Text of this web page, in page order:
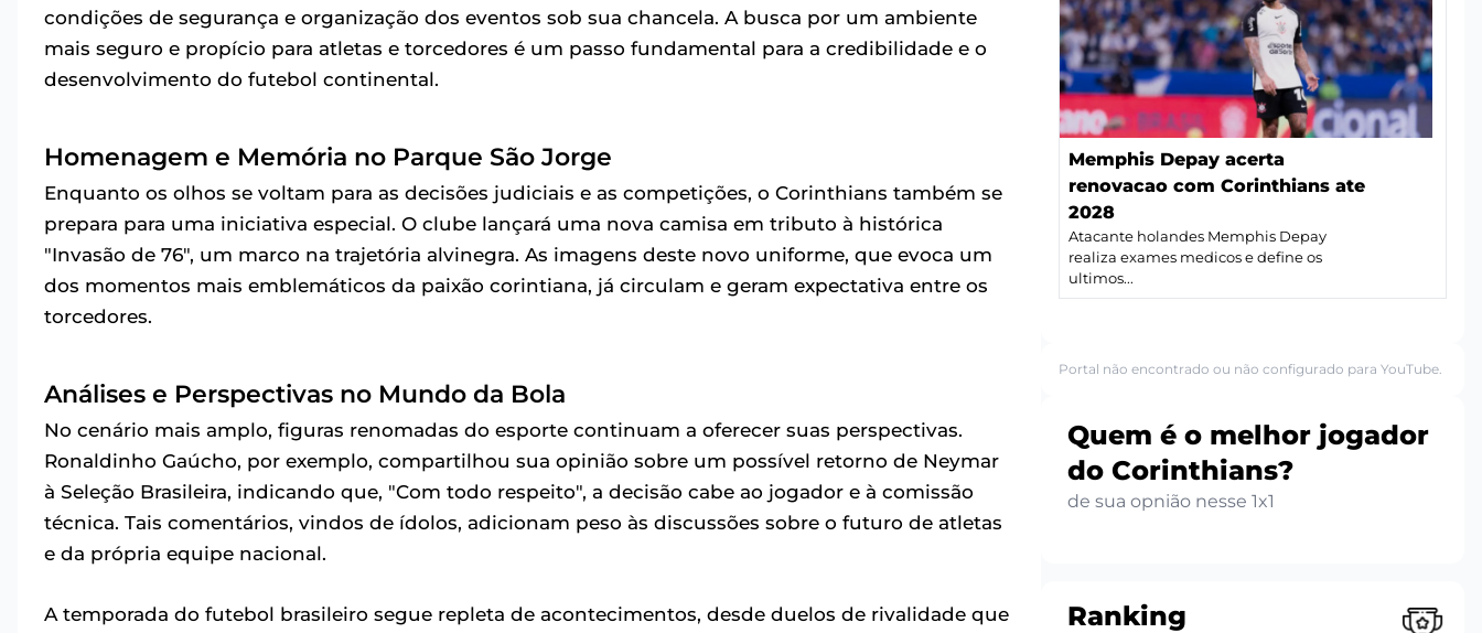
condições de segurança e organização dos eventos sob sua chancela. A busca por um ambiente
mais seguro e propício para atletas e torcedores é um passo fundamental para a credibilidade e o
desenvolvimento do futebol continental.
Homenagem e Memória no Parque São Jorge
Enquanto os olhos se voltam para as decisões judiciais e as competições, o Corinthians também se
prepara para uma iniciativa especial. O clube lançará uma nova camisa em tributo à histórica
"Invasão de 76", um marco na trajetória alvinegra. As imagens deste novo uniforme, que evoca um
dos momentos mais emblemáticos da paixão corintiana, já circulam e geram expectativa entre os
torcedores.
Análises e Perspectivas no Mundo da Bola
No cenário mais amplo, figuras renomadas do esporte continuam a oferecer suas perspectivas.
Ronaldinho Gaúcho, por exemplo, compartilhou sua opinião sobre um possível retorno de Neymar
à Seleção Brasileira, indicando que, "Com todo respeito", a decisão cabe ao jogador e à comissão
técnica. Tais comentários, vindos de ídolos, adicionam peso às discussões sobre o futuro de atletas
e da própria equipe nacional.
A temporada do futebol brasileiro segue repleta de acontecimentos, desde duelos de rivalidade que
Memphis Depay acerta
renovacao com Corinthians ate
2028
Atacante holandes Memphis Depay
realiza exames medicos e define os
ultimos...
Portal não encontrado ou não configurado para YouTube.
Quem é o melhor jogador
do Corinthians?
de sua opnião nesse 1x1
Ranking